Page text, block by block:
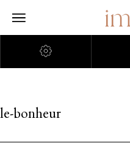
le-bonheur